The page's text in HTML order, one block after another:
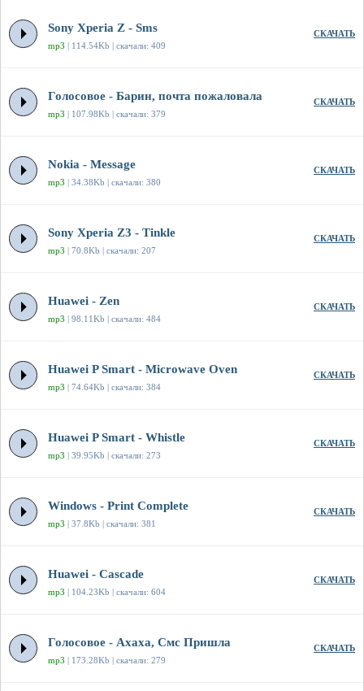
Sony Xperia Z - Sms
mp3 | 114.54Kb | скачали: 409
СКАЧАТЬ
Голосовое - Барин, почта пожаловала
mp3 | 107.98Kb | скачали: 379
СКАЧАТЬ
Nokia - Message
mp3 | 34.38Kb | скачали: 380
СКАЧАТЬ
Sony Xperia Z3 - Tinkle
mp3 | 70.8Kb | скачали: 207
СКАЧАТЬ
Huawei - Zen
mp3 | 98.11Kb | скачали: 484
СКАЧАТЬ
Huawei P Smart - Microwave Oven
mp3 | 74.64Kb | скачали: 384
СКАЧАТЬ
Huawei P Smart - Whistle
mp3 | 39.95Kb | скачали: 273
СКАЧАТЬ
Windows - Print Complete
mp3 | 37.8Kb | скачали: 381
СКАЧАТЬ
Huawei - Cascade
mp3 | 104.23Kb | скачали: 604
СКАЧАТЬ
Голосовое - Ахаха, Смс Пришла
mp3 | 173.28Kb | скачали: 279
СКАЧАТЬ